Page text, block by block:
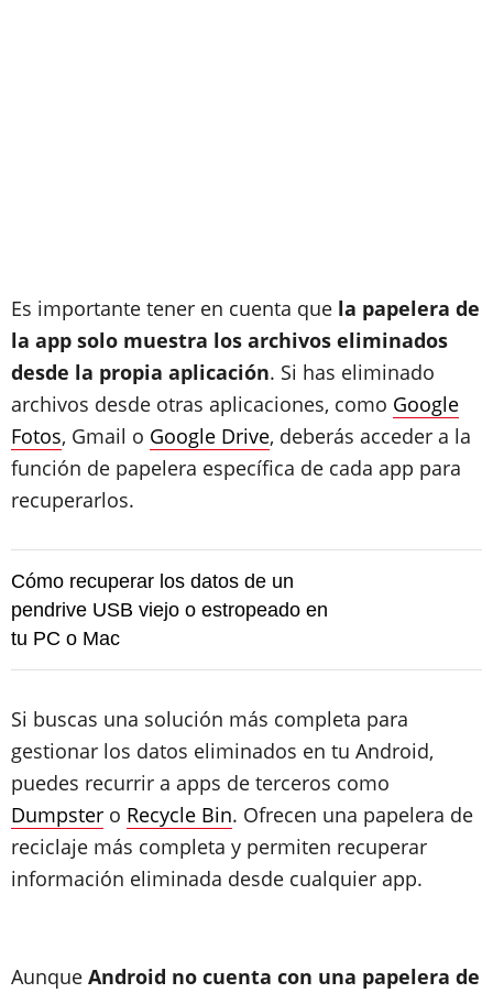
Es importante tener en cuenta que la papelera de
la app solo muestra los archivos eliminados
desde la propia aplicación. Si has eliminado
archivos desde otras aplicaciones, como Google
Fotos, Gmail o Google Drive, deberás acceder a la
función de papelera específica de cada app para
recuperarlos.
Cómo recuperar los datos de un
pendrive USB viejo o estropeado en
tu PC o Mac
Si buscas una solución más completa para
gestionar los datos eliminados en tu Android,
puedes recurrir a apps de terceros como
Dumpster o Recycle Bin. Ofrecen una papelera de
reciclaje más completa y permiten recuperar
información eliminada desde cualquier app.
Aunque Android no cuenta con una papelera de